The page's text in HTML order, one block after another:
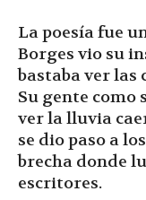
La poesía fue
Borges vio su
bastaba ver las
Su gente como
ver la lluvia
se dio paso a
brecha donde
escritores.